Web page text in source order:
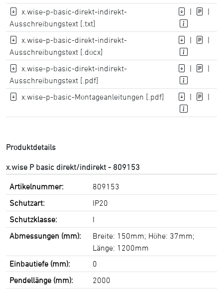
x.wise-p-basic-direkt-indirekt-
Ausschreibungstext [.txt]
| |
x.wise-p-basic-direkt-indirekt-
Ausschreibungstext [.docx]
| |
x.wise-p-basic-direkt-indirekt-
Ausschreibungstext [.pdf]
| |
x.wise-p-basic-Montageanleitungen [.pdf] | |
Produktdetails
x.wise P basic direkt/indirekt - 809153
Artikelnummer:
809153
Schutzart:
IP20
Schutzklasse:
I
Abmessungen (mm):
Breite: 150mm; Höhe: 37mm;
Länge: 1200mm
Einbautiefe (mm):
0
Pendellänge (mm):
2000